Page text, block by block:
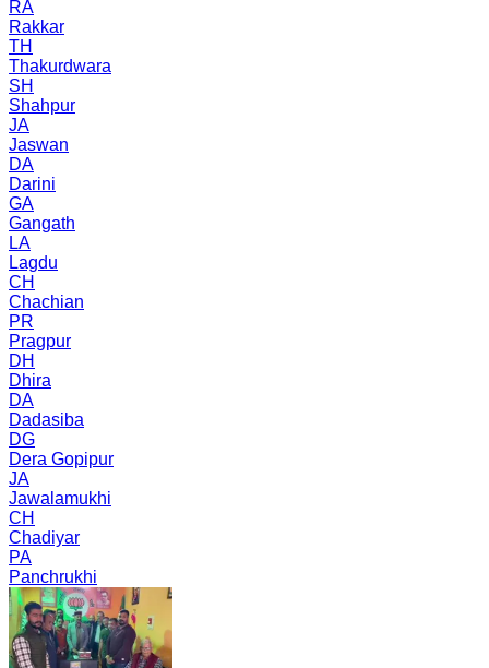
RA
Rakkar
TH
Thakurdwara
SH
Shahpur
JA
Jaswan
DA
Darini
GA
Gangath
LA
Lagdu
CH
Chachian
PR
Pragpur
DH
Dhira
DA
Dadasiba
DG
Dera Gopipur
JA
Jawalamukhi
CH
Chadiyar
PA
Panchrukhi